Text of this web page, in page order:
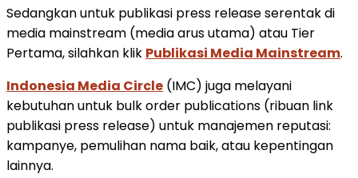
Sedangkan untuk publikasi press release serentak di
media mainstream (media arus utama) atau Tier
Pertama, silahkan klik Publikasi Media Mainstream.
Indonesia Media Circle (IMC) juga melayani
kebutuhan untuk bulk order publications (ribuan link
publikasi press release) untuk manajemen reputasi:
kampanye, pemulihan nama baik, atau kepentingan
lainnya.